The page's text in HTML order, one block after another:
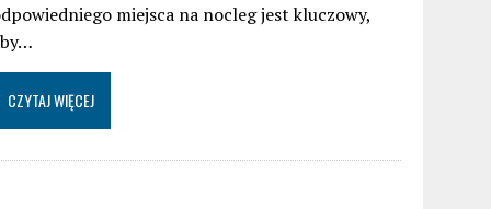
miejsca na nocleg jest kluczowy,
CZYTAJ WIĘCEJ